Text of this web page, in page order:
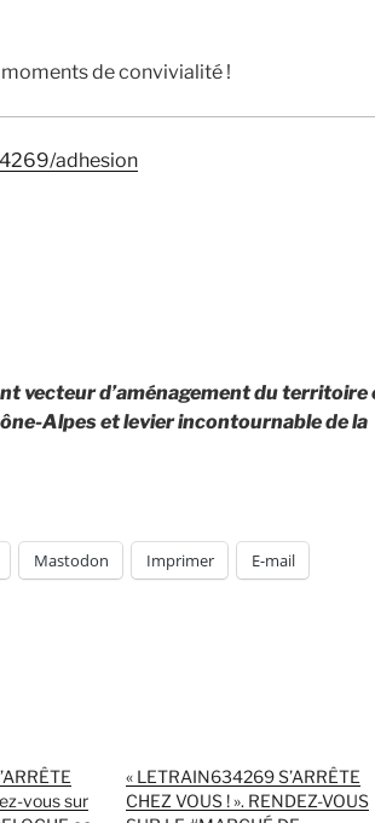
de convivialité !
adhesion
vecteur d’aménagement du territoire
Alpes et levier incontournable de la
Mastodon Imprimer E-mail
vous sur
« LETRAIN634269 S’ARRÊTE
CHEZ VOUS ! ». RENDEZ-VOUS